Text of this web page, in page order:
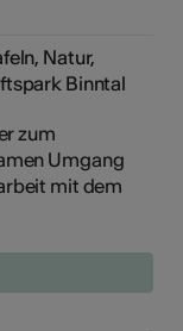
Natur,
Binntal
zum
Umgang
mit dem